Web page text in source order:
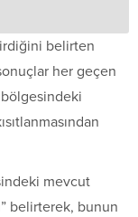
belirten
her geçen
mevcut
belirterek, bunun